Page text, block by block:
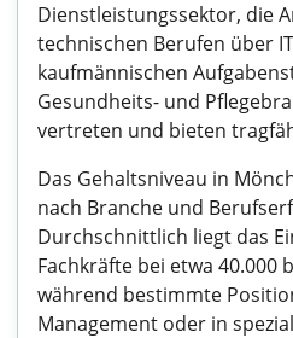
Dienstleistungssektor, die
technischen Berufen über
kaufmännischen
Gesundheits- und
vertreten und bieten
Das Gehaltsniveau in
nach Branche und
Durchschnittlich liegt das
Fachkräfte bei etwa 40.000
während bestimmte
Management oder in